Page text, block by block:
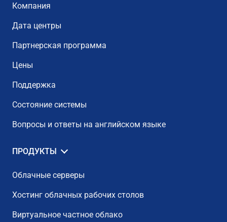
Компания
Дата центры
Партнерская программа
Цены
Поддержка
Состояние системы
Вопросы и ответы на английском языке
ПРОДУКТЫ
Облачные серверы
Хостинг облачных рабочих столов
Виртуальное частное облако